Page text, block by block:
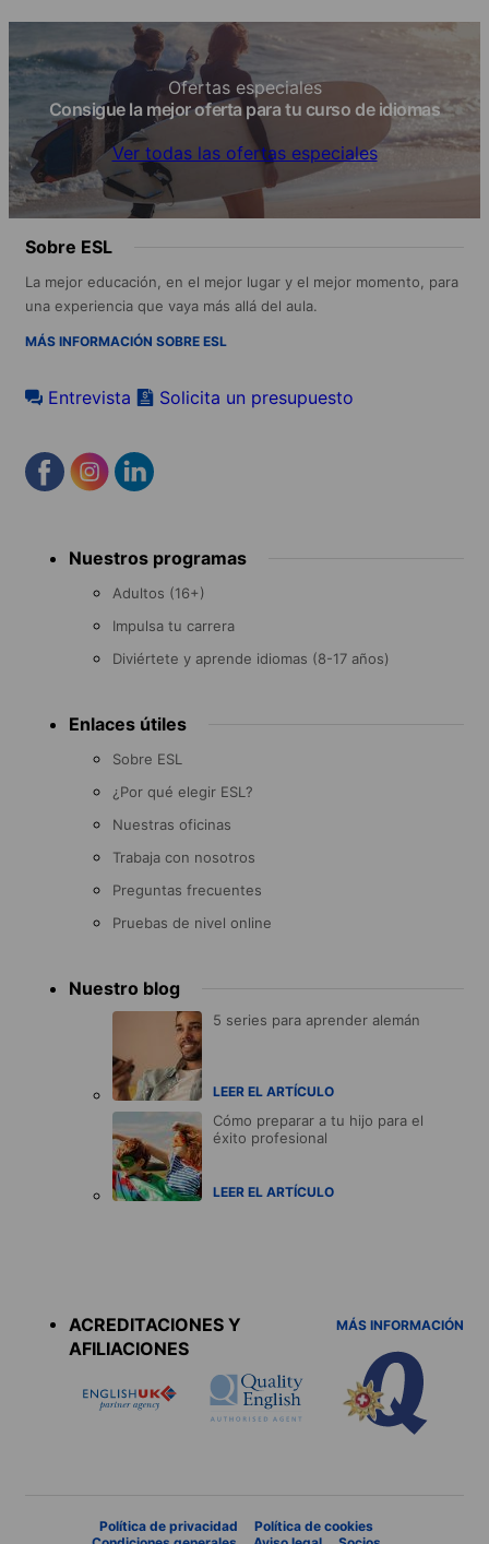
Ofertas especiales
Consigue la mejor oferta para tu curso de idiomas
Ver todas las ofertas especiales
Sobre ESL
La mejor educación, en el mejor lugar y el mejor momento, para
una experiencia que vaya más allá del aula.
MÁS INFORMACIÓN SOBRE ESL
Entrevista Solicita un presupuesto
menu Nuestros programas
Adultos (16+)
Impulsa tu carrera
Diviértete y aprende idiomas (8-17 años)
Enlaces útiles
Sobre ESL
¿Por qué elegir ESL?
Nuestras oficinas
Trabaja con nosotros
Preguntas frecuentes
Pruebas de nivel online
Nuestro blog
5 series para aprender alemán
LEER EL ARTÍCULO
Cómo preparar a tu hijo para el
éxito profesional
LEER EL ARTÍCULO
ACREDITACIONES Y
AFILIACIONES
MÁS INFORMACIÓN
Política de privacidad
Política de cookies